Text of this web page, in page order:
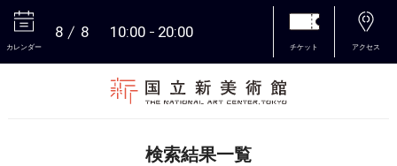
カレンダー
8 8 10:00 20:00
チケット アクセス
検索結果一覧